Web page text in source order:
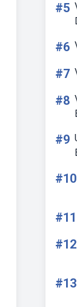
#5
#6
#7
#8
#9
#10
#11
#12
#13